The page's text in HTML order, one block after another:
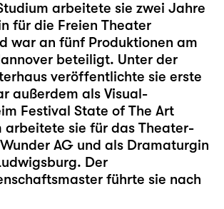
arbeitete sie zwei Jahre
für die Freien Theater
war an fünf Produktionen am
beteiligt. Unter der
veröffentlichte sie erste
außerdem als Visual-
Festival State of The Art
arbeitete sie für das Theater-
AG und als Dramaturgin
Der
führte sie nach